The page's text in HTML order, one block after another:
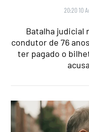
20:20 10
Batalha judicial
condutor de 76
ter pagado o